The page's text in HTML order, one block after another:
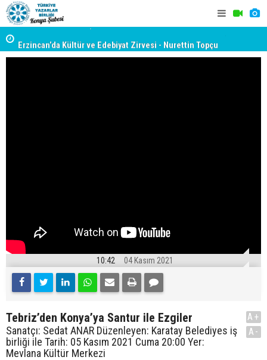
Erzincan’da Kültür ve Edebiyat Zirvesi - Nurettin Topçu
Sokağı Açılışı
10:42 04 Kasım 2021
Tebriz’den Konya’ya Santur ile Ezgiler
Sanatçı: Sedat ANAR Düzenleyen: Karatay Belediyes iş
birliği ile Tarih: 05 Kasım 2021 Cuma 20:00 Yer:
Mevlana Kültür Merkezi
A+
A-